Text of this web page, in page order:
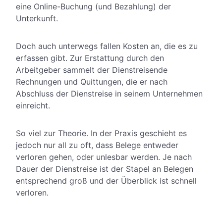
eine Online-Buchung (und Bezahlung) der
Unterkunft.
Doch auch unterwegs fallen Kosten an, die es zu
erfassen gibt. Zur Erstattung durch den
Arbeitgeber sammelt der Dienstreisende
Rechnungen und Quittungen, die er nach
Abschluss der Dienstreise in seinem Unternehmen
einreicht.
So viel zur Theorie. In der Praxis geschieht es
jedoch nur all zu oft, dass Belege entweder
verloren gehen, oder unlesbar werden. Je nach
Dauer der Dienstreise ist der Stapel an Belegen
entsprechend groß und der Überblick ist schnell
verloren.